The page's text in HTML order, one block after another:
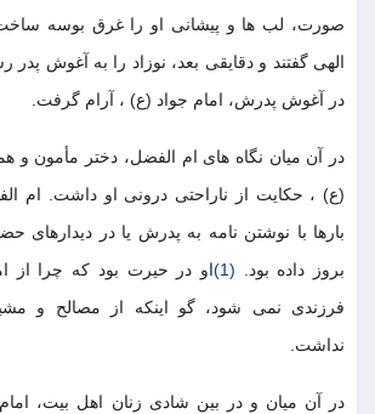
صورت، لب ها و پيشانى او را غرق بوسه ساخت.
الهى گفتند و دقايقى بعد، نوزاد را به آغوش پدر
در آغوش پدرش، امام جواد (ع) ، آرام گرفت.
در آن ميان نگاه هاى ام الفضل، دختر مأمون و
(ع) ، حكايت از ناراحتى درونى او داشت. ام
بارها با نوشتن نامه به پدرش يا در ديدارهاى
بروز داده بود. (1)
او در حيرت بود كه چرا از
فرزندى نمى شود، گو اينكه از مصالح و
نداشت.
در آن ميان و در بين شادى زنان اهل بيت،